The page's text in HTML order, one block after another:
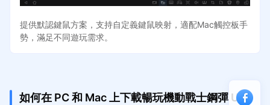
提供默認鍵鼠方案，支持自定義鍵鼠映射，適配Mac觸控板手
勢，滿足不同遊玩需求。
如何在 PC 和 Mac 上下載暢玩機動戰士鋼彈 U.C.